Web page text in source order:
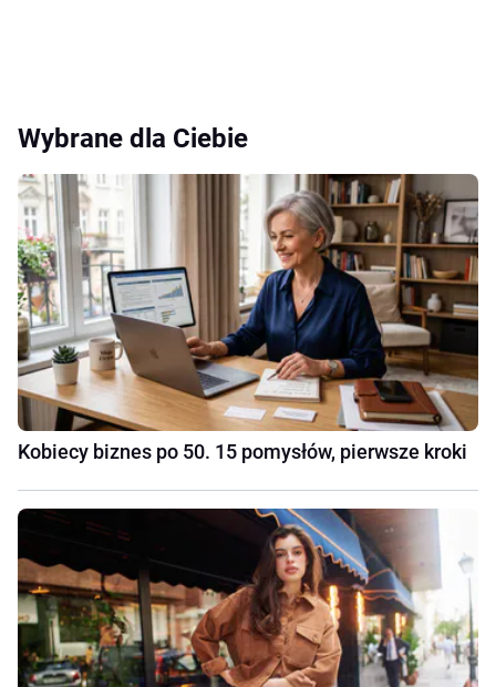
Wybrane dla Ciebie
Kobiecy biznes po 50. 15 pomysłów, pierwsze kroki